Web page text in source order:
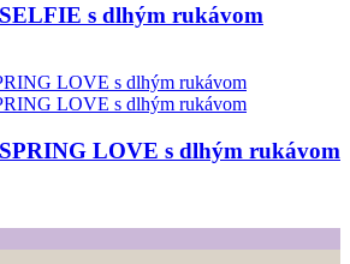
s dlhým rukávom
LOVE s dlhým rukávom